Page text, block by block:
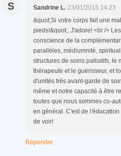
S Sandrine L. 23/01/2015 14:23
&quot;Si votre corps fait une
pieds!&quot;. J'adore! <br />
conscience de la
parallèles, médiumnité,
structures de soins palliatifs, le
thérapeute et le guérisseur, et
d'unités très avant-garde de
même et notre capacité à être
toutes que nous sommes co-
en général. C'est de
de voir!
Répondre